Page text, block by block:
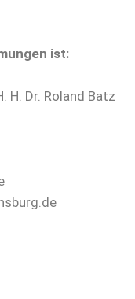
ist:
H. Dr. Roland Batz